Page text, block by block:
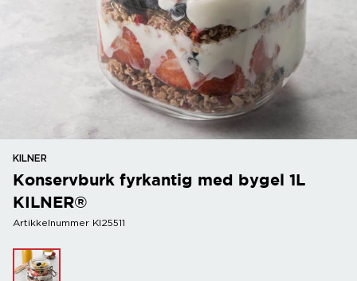
KILNER
Konservburk fyrkantig med bygel 1L
KILNER®
Artikkelnummer KI25511